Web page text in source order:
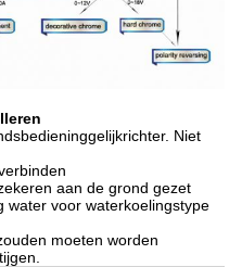
Niet
aan de grond gezet
water voor waterkoelingstype
moeten worden